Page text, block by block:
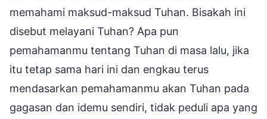
memahami maksud-maksud Tuhan. Bisakah ini
disebut melayani Tuhan? Apa pun
pemahamanmu tentang Tuhan di masa lalu, jika
itu tetap sama hari ini dan engkau terus
mendasarkan pemahamanmu akan Tuhan pada
gagasan dan idemu sendiri, tidak peduli apa yang